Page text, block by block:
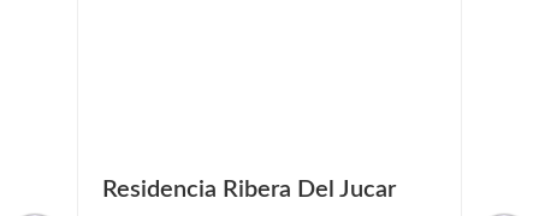
Residencia Ribera Del Jucar